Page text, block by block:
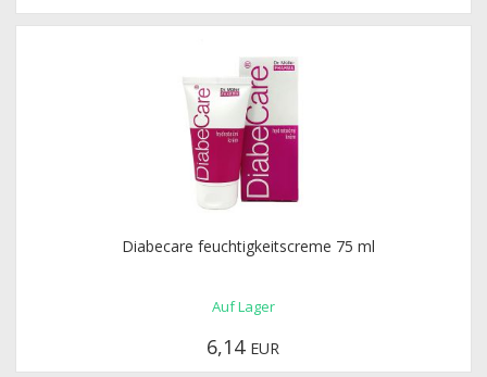
Diabecare feuchtigkeitscreme 75 ml
Auf Lager
6,14 EUR